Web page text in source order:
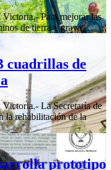
Para mejorar las
de tierra y grava,…
cuadrillas de
La Secretaría de
la rehabilitación de la
prototipo